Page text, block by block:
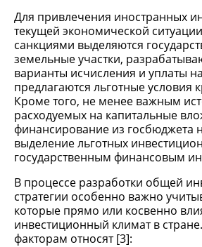
Для привлечения иностранных
текущей экономической
санкциями выделяются
земельные участки,
варианты исчисления и уплаты
предлагаются льготные условия
Кроме того, не менее важным
расходуемых на капитальные
финансирование из госбюджета
выделение льготных
государственным финансовым
В процессе разработки общей
стратегии особенно важно
которые прямо или косвенно
инвестиционный климат в
факторам относят [3]: